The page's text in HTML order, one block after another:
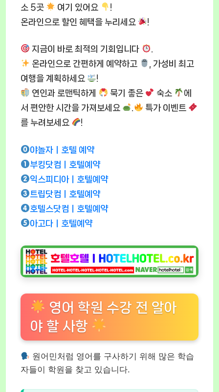
소 5곳
여기 있어요
!
온라인으로 할인 혜택을 누리세요
!
지금이 바로 최적의 기회입니다
온라인으로 간편하게 예약하고
, 가성비 최고
여행을 계획하세요
!
연인과 로맨틱하게
묵기 좋은 숙소
에
서 편안한 시간을 가져보세요
특가 이벤트
를 누려보세요
!
야놀자ㅣ호텔 예약
부킹닷컴ㅣ호텔예약
익스피디아ㅣ호텔예약
트립닷컴ㅣ호텔예약
호텔스닷컴ㅣ호텔예약
아고다ㅣ호텔예약
영어 학원 수강 전 알아
야 할 사항
원어민처럼 영어를 구사하기 위해 많은 학습
자들이 학원을 찾고 있습니다.